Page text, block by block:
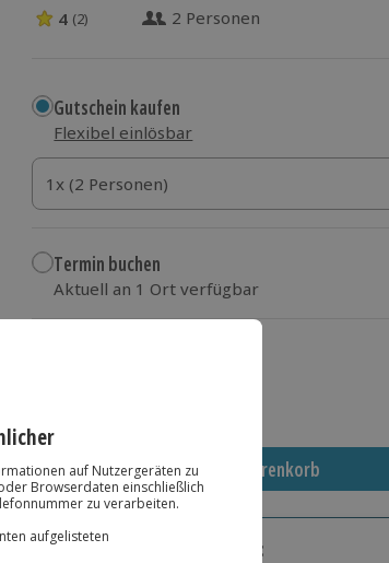
4 Sterne von 5 aus 2 Bewertungen
4 (2) 2 Personen
Gutschein kaufen
Flexibel einlösbar
1x (2 Personen)
1x (2 Personen)
1x (2 Personen)
Termin buchen
Aktuell an 1 Ort verfügbar
Wähle im nächsten Schritt einen Termin aus
In den Warenkorb
Immer das richtige Geschenk: